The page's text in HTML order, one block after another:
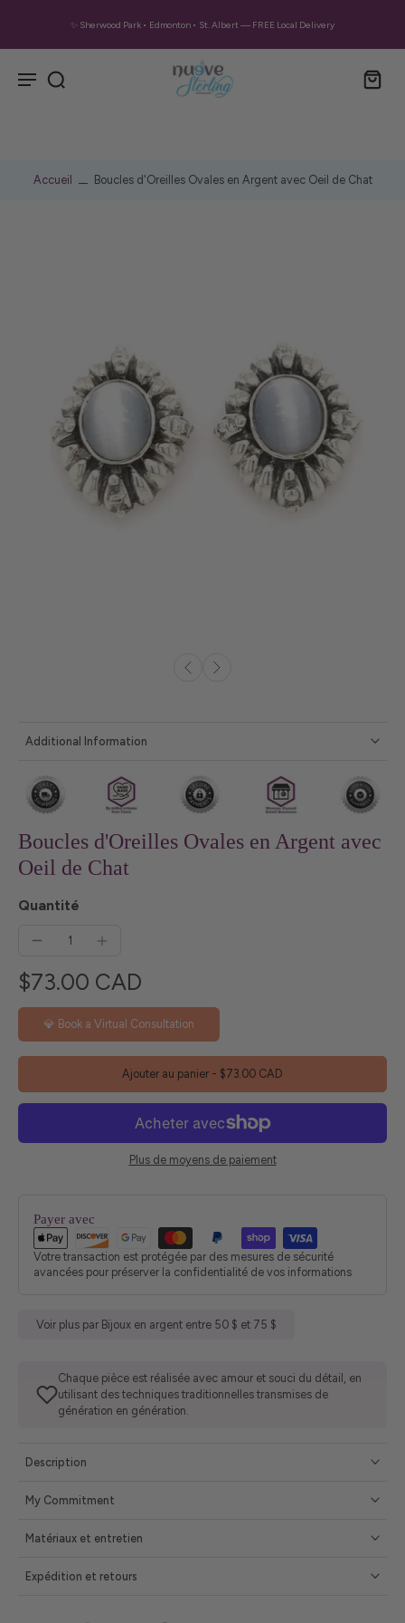
✨ Sherwood Park • Edmonton • St. Albert — FREE Local Delivery
Accueil Boucles d'Oreilles Ovales en Argent avec Oeil de Chat
Additional Information
Boucles d'Oreilles Ovales en Argent avec
Oeil de Chat
Quantité
$73.00 CAD
💎 Book a Virtual Consultation
Ajouter au panier - $73.00 CAD
Plus de moyens de paiement
Payer avec
Votre transaction est protégée par des mesures de sécurité
avancées pour préserver la confidentialité de vos informations
Voir plus par Bijoux en argent entre 50 $ et 75 $
Chaque pièce est réalisée avec amour et souci du détail, en
utilisant des techniques traditionnelles transmises de
génération en génération.
Description
My Commitment
Matériaux et entretien
Expédition et retours